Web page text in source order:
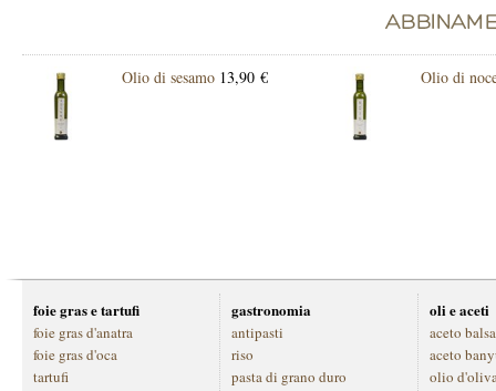
Olio di sesamo 13,90 € Olio di
foie gras e tartufi
foie gras d'anatra
foie gras d'oca
tartufi
gastronomia
antipasti
riso
pasta di grano duro
oli e aceti
aceto
aceto
olio